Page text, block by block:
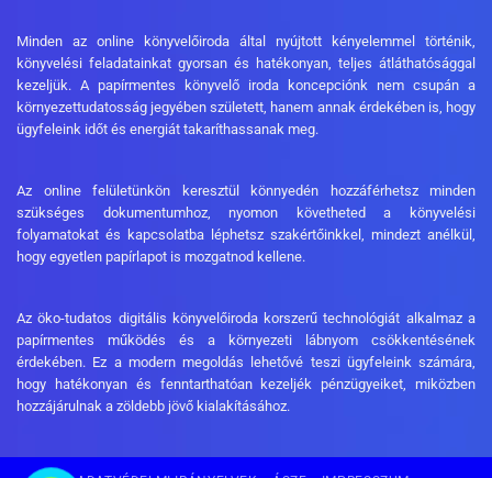
Minden az online könyvelőiroda által nyújtott kényelemmel történik,
könyvelési feladatainkat gyorsan és hatékonyan, teljes átláthatósággal
kezeljük. A papírmentes könyvelő iroda koncepciónk nem csupán a
környezettudatosság jegyében született, hanem annak érdekében is, hogy
ügyfeleink időt és energiát takaríthassanak meg.
Az online felületünkön keresztül könnyedén hozzáférhetsz minden
szükséges dokumentumhoz, nyomon követheted a könyvelési
folyamatokat és kapcsolatba léphetsz szakértőinkkel, mindezt anélkül,
hogy egyetlen papírlapot is mozgatnod kellene.
Az öko-tudatos digitális könyvelőiroda korszerű technológiát alkalmaz a
papírmentes működés és a környezeti lábnyom csökkentésének
érdekében. Ez a modern megoldás lehetővé teszi ügyfeleink számára,
hogy hatékonyan és fenntarthatóan kezeljék pénzügyeiket, miközben
hozzájárulnak a zöldebb jövő kialakításához.